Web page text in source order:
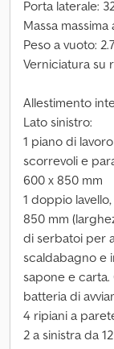
Porta laterale:
Massa
Peso a vuoto:
Verniciatura su
Allestimento
Lato sinistro:
1 piano di
scorrevoli e
600 x 850 mm
1 doppio
850 mm
di serbatoi per
scaldabagno e
sapone e carta.
batteria di
4 ripiani a
2 a sinistra da